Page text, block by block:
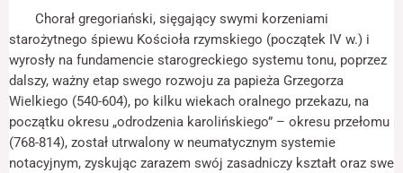
gregoriańskiego
świetle
traktatów
enchiriadis
Chorał gregoriański, sięgający swymi korzeniami
starożytnego śpiewu Kościoła rzymskiego (początek IV w.) i
wyrosły na fundamencie starogreckiego systemu tonu, poprzez
dalszy, ważny etap swego rozwoju za papieża Grzegorza
Wielkiego (540-604), po kilku wiekach oralnego przekazu, na
początku okresu „odrodzenia karolińskiego” – okresu przełomu
(768-814), został utrwalony w neumatycznym systemie
notacyjnym, zyskując zarazem swój zasadniczy kształt oraz swe
swoje
zainteresowania i
zachowania
podczas
odwiedzania naszej
strony, zwiększasz
szansę na
zobaczenie
spersonalizowanych
treści i ofert.